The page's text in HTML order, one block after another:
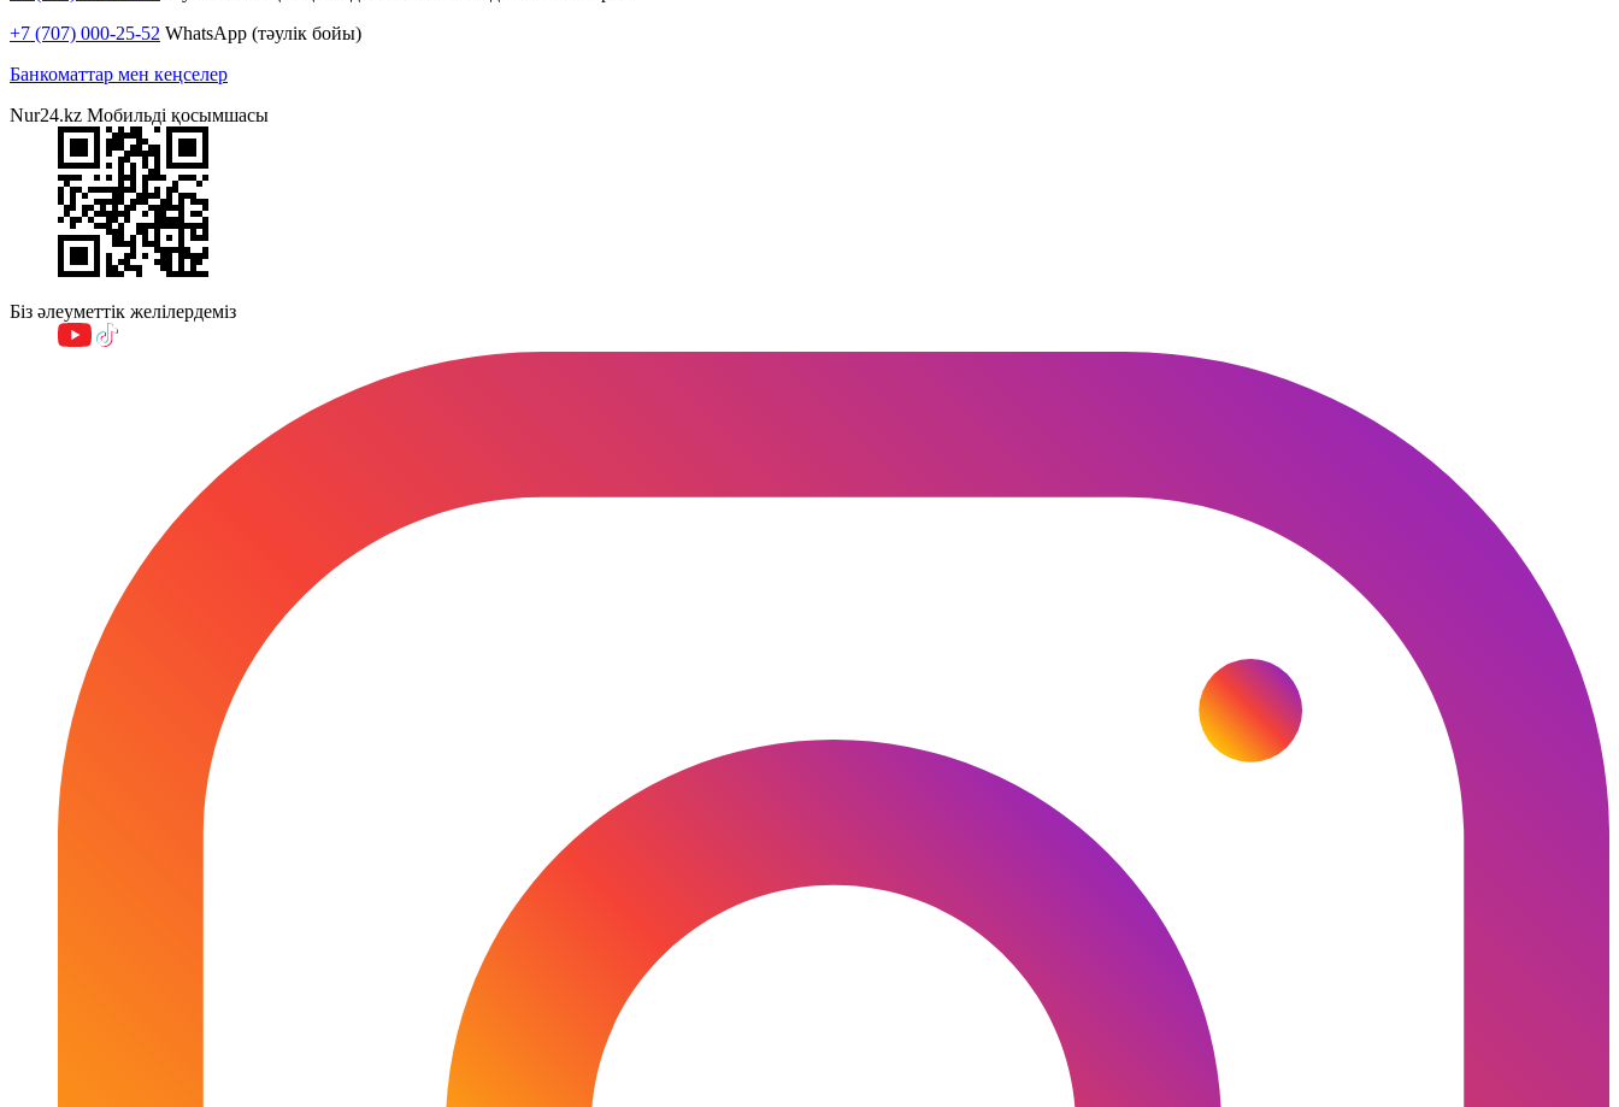
+7 (707) 000-25-52 WhatsApp (тәулік бойы)
Банкоматтар мен кеңселер
Nur24.kz Мобильді қосымшасы
Біз әлеуметтік желілердеміз